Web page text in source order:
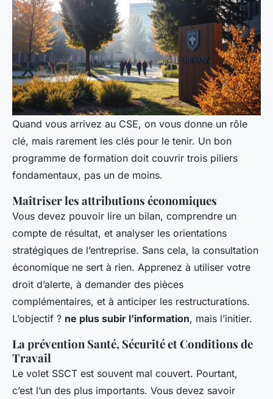
Quand vous arrivez au CSE, on vous donne un rôle
clé, mais rarement les clés pour le tenir. Un bon
programme de formation doit couvrir trois piliers
fondamentaux, pas un de moins.
Maîtriser les attributions économiques
Vous devez pouvoir lire un bilan, comprendre un
compte de résultat, et analyser les orientations
stratégiques de l’entreprise. Sans cela, la consultation
économique ne sert à rien. Apprenez à utiliser votre
droit d’alerte, à demander des pièces
complémentaires, et à anticiper les restructurations.
L’objectif ? ne plus subir l’information, mais l’initier.
La prévention Santé, Sécurité et Conditions de
Travail
Le volet SSCT est souvent mal couvert. Pourtant,
c’est l’un des plus importants. Vous devez savoir